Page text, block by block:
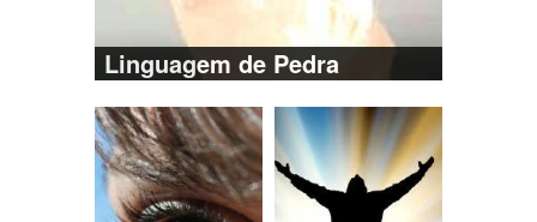
Linguagem de Pedra